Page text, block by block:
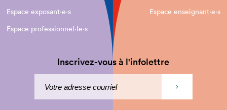
Espace exposant·e⋅s
Espace enseignant·e⋅s
Espace professionnel·le⋅s
Inscrivez-vous à l'infolettre